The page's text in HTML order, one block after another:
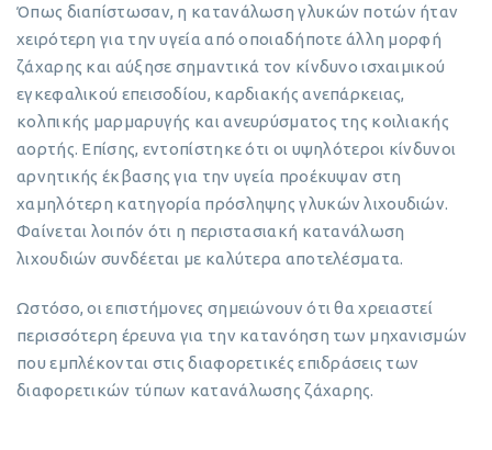
Όπως διαπίστωσαν, η κατανάλωση γλυκών ποτών ήταν
χειρότερη για την υγεία από οποιαδήποτε άλλη μορφή
ζάχαρης και αύξησε σημαντικά τον κίνδυνο ισχαιμικού
εγκεφαλικού επεισοδίου, καρδιακής ανεπάρκειας,
κολπικής μαρμαρυγής και ανευρύσματος της κοιλιακής
αορτής. Επίσης, εντοπίστηκε ότι οι υψηλότεροι κίνδυνοι
αρνητικής έκβασης για την υγεία προέκυψαν στη
χαμηλότερη κατηγορία πρόσληψης γλυκών λιχουδιών.
Φαίνεται λοιπόν ότι η περιστασιακή κατανάλωση
λιχουδιών συνδέεται με καλύτερα αποτελέσματα.
Ωστόσο, οι επιστήμονες σημειώνουν ότι θα χρειαστεί
περισσότερη έρευνα για την κατανόηση των μηχανισμών
που εμπλέκονται στις διαφορετικές επιδράσεις των
διαφορετικών τύπων κατανάλωσης ζάχαρης.